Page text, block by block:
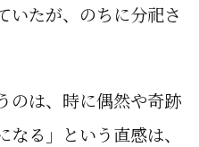
いたが、のちに分祀さ
のは、時に偶然や奇跡
る」という直感は、